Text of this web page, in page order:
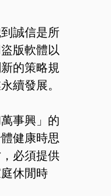
誠信是所
版軟體以
的策略規
續發展。
事興」的
健康時思
必須提供
休閒時